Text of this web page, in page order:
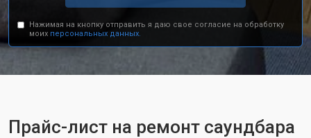
Нажимая на кнопку отправить я даю свое согласие на обработку
моих персональных данных.
Прайс-лист на ремонт саундбара